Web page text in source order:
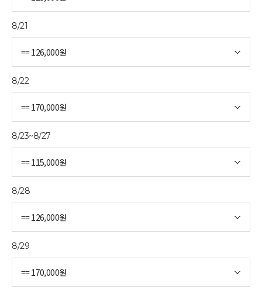
8/21
8/22
8/23~8/27
8/28
8/29